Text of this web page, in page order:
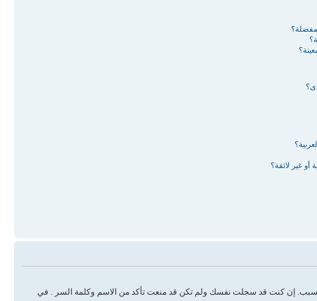
غير لائقة؟
إن كنت قد سجلت نفسك ولم تكن قد منعت تأكد من الاسم وكلمة السر . في